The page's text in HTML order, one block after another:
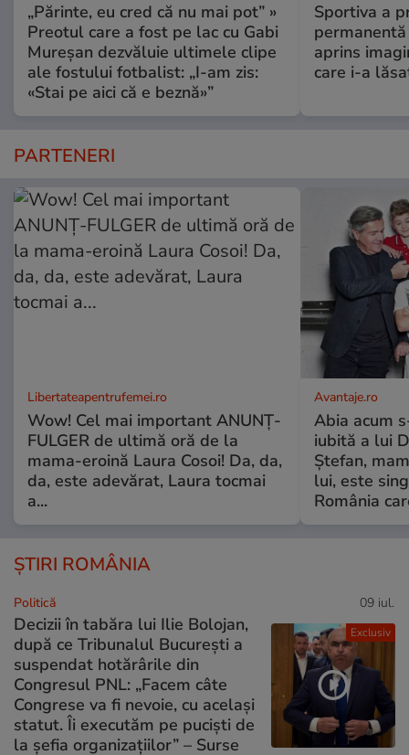
„Părinte, eu cred că nu mai pot” »
Preotul care a fost pe lac cu Gabi
Mureșan dezvăluie ultimele clipe
ale fostului fotbalist: „I-am zis:
«Stai pe aici că e beznă»”
Sportiva a
aprins
care i-a
PARTENERI
Libertateapentrufemei.ro
Wow! Cel mai important ANUNȚ-
FULGER de ultimă oră de la
mama-eroină Laura Cosoi! Da, da,
da, este adevărat, Laura tocmai
a...
Avantaje.ro
Abia acum
iubită a lui
Ștefan,
lui, este
România
ȘTIRI ROMÂNIA
Exclusiv
Politică 09 iul.
Decizii în tabăra lui Ilie Bolojan,
după ce Tribunalul București a
suspendat hotărârile din
Congresul PNL: „Facem câte
Congrese va fi nevoie, cu același
statut. Îi executăm pe puciști de
la șefia organizațiilor” – Surse